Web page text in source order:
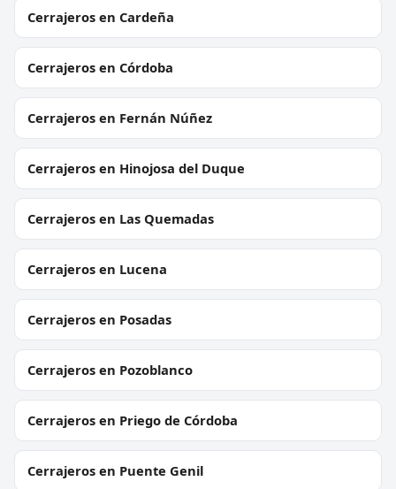
Cerrajeros en Cardeña
Cerrajeros en Córdoba
Cerrajeros en Fernán Núñez
Cerrajeros en Hinojosa del Duque
Cerrajeros en Las Quemadas
Cerrajeros en Lucena
Cerrajeros en Posadas
Cerrajeros en Pozoblanco
Cerrajeros en Priego de Córdoba
Cerrajeros en Puente Genil